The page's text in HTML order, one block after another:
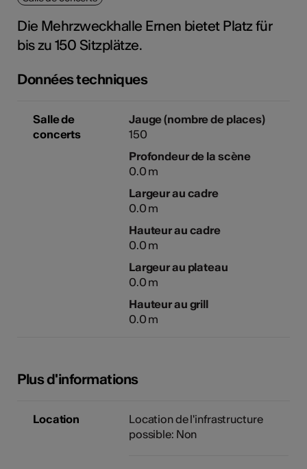
Die Mehrzweckhalle Ernen bietet Platz für
bis zu 150 Sitzplätze.
Données techniques
Salle de
concerts
Jauge (nombre de places)
150
Profondeur de la scène
0.0 m
Largeur au cadre
0.0 m
Hauteur au cadre
0.0 m
Largeur au plateau
0.0 m
Hauteur au grill
0.0 m
Plus d'informations
Location
Location de l'infrastructure
possible: Non